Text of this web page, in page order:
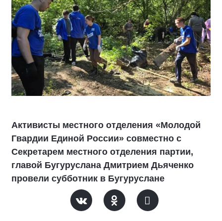
Активисты местного отделения «Молодой
Гвардии Единой России» совместно с
Секретарем местного отделения партии,
главой Бугуруслана Дмитрием Дьяченко
провели субботник в Бугуруслане